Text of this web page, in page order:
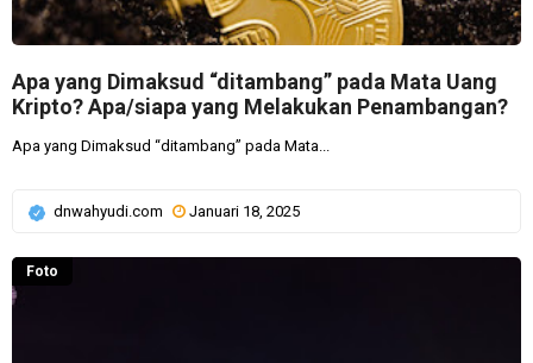
Apa yang Dimaksud “ditambang” pada Mata Uang
Kripto? Apa/siapa yang Melakukan Penambangan?
Apa yang Dimaksud “ditambang” pada Mata...
dnwahyudi.com Januari 18, 2025
Foto